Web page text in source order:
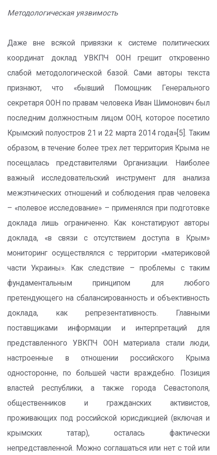
Методологическая уязвимость
Даже вне всякой привязки к системе политических
координат доклад УВКПЧ ООН грешит откровенно
слабой методологической базой. Сами авторы текста
признают, что «бывший Помощник Генерального
секретаря ООН по правам человека Иван Шимонович был
последним должностным лицом ООН, которое посетило
Крымский полуостров 21 и 22 марта 2014 года»[5]. Таким
образом, в течение более трех лет территория Крыма не
посещалась представителями Организации. Наиболее
важный исследовательский инструмент для анализа
межэтнических отношений и соблюдения прав человека
– «полевое исследование» – применялся при подготовке
доклада лишь ограниченно. Как констатируют авторы
доклада, «в связи с отсутствием доступа в Крым»
мониторинг осуществлялся с территории «материковой
части Украины». Как следствие – проблемы с таким
фундаментальным принципом для любого
претендующего на сбалансированность и объективность
доклада, как репрезентативность. Главными
поставщиками информации и интерпретаций для
представленного УВКПЧ ООН материала стали люди,
настроенные в отношении российского Крыма
односторонне, по большей части враждебно. Позиция
властей республики, а также города Севастополя,
общественников и гражданских активистов,
проживающих под российской юрисдикцией (включая и
крымских татар), осталась фактически
непредставленной. Можно соглашаться или нет с той или